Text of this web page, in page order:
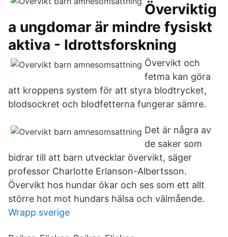
Överviktig
a ungdomar är mindre fysiskt
aktiva - Idrottsforskning
Övervikt och
fetma kan göra
att kroppens system för att styra blodtrycket,
blodsockret och blodfetterna fungerar sämre.
Det är några av
de saker som
bidrar till att barn utvecklar övervikt, säger
professor Charlotte Erlanson-Albertsson.
Övervikt hos hundar ökar och ses som ett allt
större hot mot hundars hälsa och välmående.
Wrapp sverige